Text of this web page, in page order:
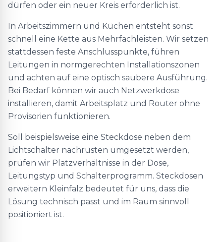
dürfen oder ein neuer Kreis erforderlich ist.
In Arbeitszimmern und Küchen entsteht sonst
schnell eine Kette aus Mehrfachleisten. Wir setzen
stattdessen feste Anschlusspunkte, führen
Leitungen in normgerechten Installationszonen
und achten auf eine optisch saubere Ausführung.
Bei Bedarf können wir auch Netzwerkdose
installieren, damit Arbeitsplatz und Router ohne
Provisorien funktionieren.
Soll beispielsweise eine Steckdose neben dem
Lichtschalter nachrüsten umgesetzt werden,
prüfen wir Platzverhältnisse in der Dose,
Leitungstyp und Schalterprogramm. Steckdosen
erweitern Kleinfalz bedeutet für uns, dass die
Lösung technisch passt und im Raum sinnvoll
positioniert ist.